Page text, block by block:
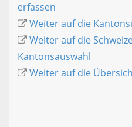
erfassen
Weiter auf die
Weiter auf die
Kantonsauswahl
Weiter auf die